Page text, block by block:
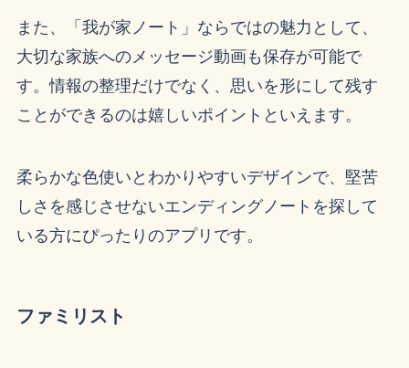
また、「我が家ノート」ならではの魅力として、
大切な家族へのメッセージ動画も保存が可能で
す。情報の整理だけでなく、思いを形にして残す
ことができるのは嬉しいポイントといえます。
柔らかな色使いとわかりやすいデザインで、堅苦
しさを感じさせないエンディングノートを探して
いる方にぴったりのアプリです。
ファミリスト